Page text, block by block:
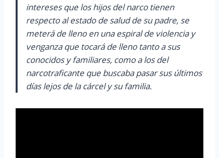
intereses que los hijos del narco tienen
respecto al estado de salud de su padre, se
meterá de lleno en una espiral de violencia y
venganza que tocará de lleno tanto a sus
conocidos y familiares, como a los del
narcotraficante que buscaba pasar sus últimos
días lejos de la cárcel y su familia.